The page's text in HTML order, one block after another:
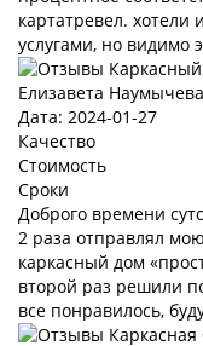
картатревел. хотели
услугами, но видимо
Елизавета Наумычева
Дата: 2024-01-27
Качество
Стоимость
Сроки
Доброго времени
2 раза отправлял
каркасный дом
второй раз решили
все понравилось,